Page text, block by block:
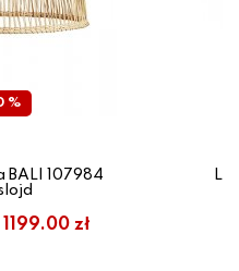
%
BALI 107984
1199.00 zł